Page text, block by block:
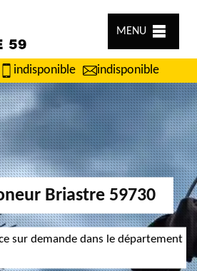
MENU
indisponible indisponible
Briastre 59730
sur demande dans le département